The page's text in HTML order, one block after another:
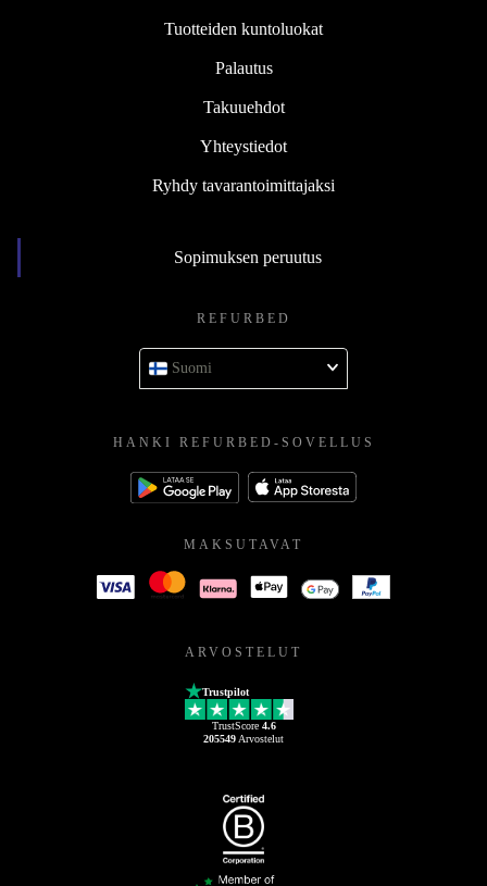
Tuotteiden kuntoluokat
Palautus
Takuuehdot
Yhteystiedot
Ryhdy tavarantoimittajaksi
Sopimuksen peruutus
REFURBED
Suomi
HANKI REFURBED-SOVELLUS
MAKSUTAVAT
ARVOSTELUT
Trustpilot
TrustScore 4.6
205549 Arvostelut